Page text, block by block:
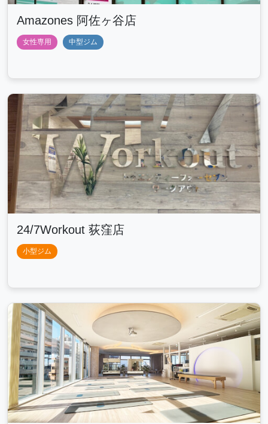
Amazones 阿佐ヶ谷店
女性専用 中型ジム
24/7Workout 荻窪店
小型ジム